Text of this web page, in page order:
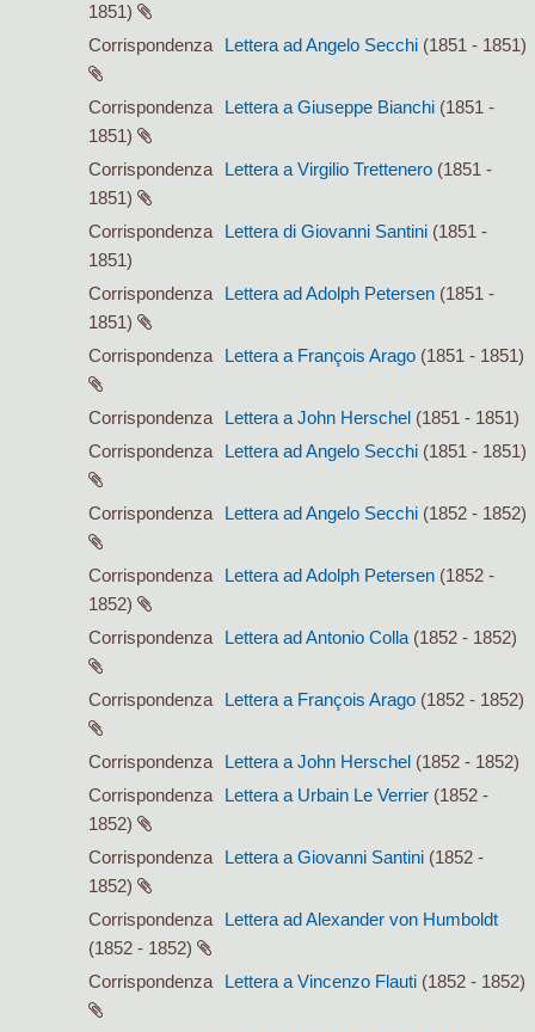
1851)
Corrispondenza
Lettera ad Angelo Secchi (1851 - 1851)
Corrispondenza Lettera a Giuseppe Bianchi (1851 -
1851)
Corrispondenza
Lettera a Virgilio Trettenero (1851 -
1851)
Corrispondenza
Lettera di Giovanni Santini (1851 -
1851)
Corrispondenza
Lettera ad Adolph Petersen (1851 -
1851)
Corrispondenza
Lettera a François Arago (1851 - 1851)
Corrispondenza Lettera a John Herschel (1851 - 1851)
Corrispondenza
Lettera ad Angelo Secchi (1851 - 1851)
Corrispondenza Lettera ad Angelo Secchi (1852 - 1852)
Corrispondenza Lettera ad Adolph Petersen (1852 -
1852)
Corrispondenza
Lettera ad Antonio Colla (1852 - 1852)
Corrispondenza Lettera a François Arago (1852 - 1852)
Corrispondenza Lettera a John Herschel (1852 - 1852)
Corrispondenza
Lettera a Urbain Le Verrier (1852 -
1852)
Corrispondenza
Lettera a Giovanni Santini (1852 -
1852)
Corrispondenza
Lettera ad Alexander von Humboldt
(1852 - 1852)
Corrispondenza
Lettera a Vincenzo Flauti (1852 - 1852)